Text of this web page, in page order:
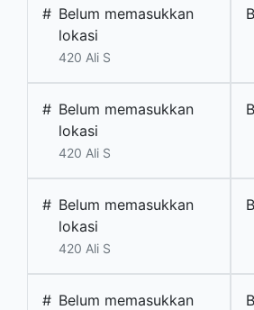
# Belum memasukkan
lokasi
420 Ali S
# Belum memasukkan
lokasi
420 Ali S
# Belum memasukkan
lokasi
420 Ali S
# Belum memasukkan